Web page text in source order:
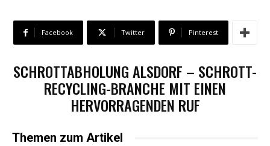
Facebook Twitter Pinterest
SCHROTTABHOLUNG ALSDORF – SCHROTT-
RECYCLING-BRANCHE MIT EINEN
HERVORRAGENDEN RUF
Themen zum Artikel